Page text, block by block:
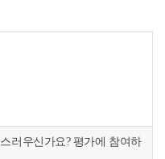
러우신가요? 평가에 참여하